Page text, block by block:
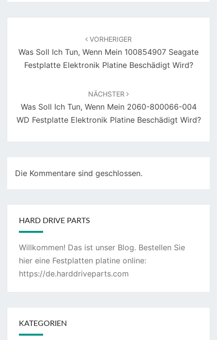
VORHERIGER
Was Soll Ich Tun, Wenn Mein 100854907 Seagate
Festplatte Elektronik Platine Beschädigt Wird?
NÄCHSTER
Was Soll Ich Tun, Wenn Mein 2060-800066-004
WD Festplatte Elektronik Platine Beschädigt Wird?
Die Kommentare sind geschlossen.
HARD DRIVE PARTS
Willkommen! Das ist unser Blog. Bestellen Sie
hier eine Festplatten platine online:
https://de.harddriveparts.com
KATEGORIEN